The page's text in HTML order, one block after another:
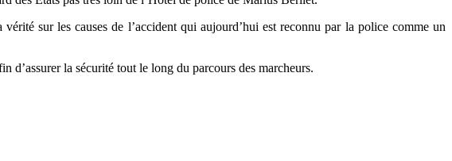
sur les causes de l’accident qui aujourd’hui est reconnu par la police comme un
d’assurer la sécurité tout le long du parcours des marcheurs.